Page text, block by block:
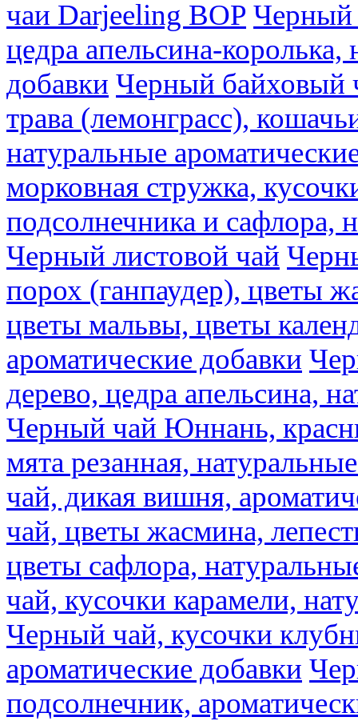
чаи Darjeeling BOP Черный
цедра апельсина-
добавки Черный байховый
трава (лемонграсс),
натуральные
морковная стружка,
подсолнечника и сафлора,
Черный листовой чай
порох (ганпаудер), цветы
цветы мальвы, цветы
ароматические добавки
дерево, цедра апельсина,
Черный чай Юннань,
мята резанная,
чай, дикая вишня,
чай, цветы жасмина,
цветы сафлора,
чай, кусочки карамели,
Черный чай, кусочки
ароматические добавки
подсолнечник,